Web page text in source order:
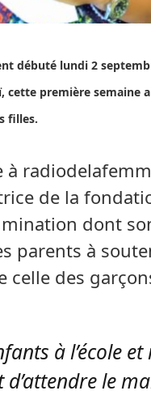
débuté lundi 2
cette première semaine
filles.
de la
dont
parents à
celle des
à l’école
le